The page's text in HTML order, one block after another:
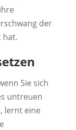
der
hat.
Sie sich
untreuen
lernt eine